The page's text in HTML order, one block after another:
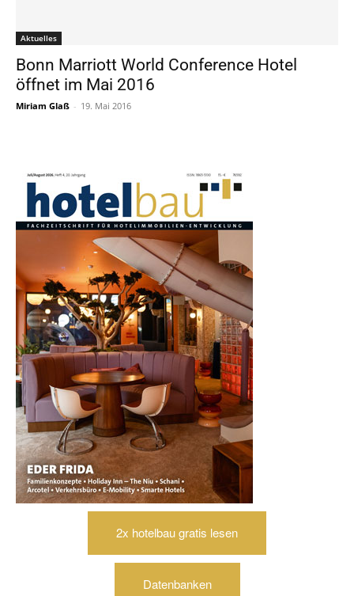
Aktuelles
Bonn Marriott World Conference Hotel
öffnet im Mai 2016
Miriam Glaß - 19. Mai 2016
2x hotelbau gratis lesen
Datenbanken